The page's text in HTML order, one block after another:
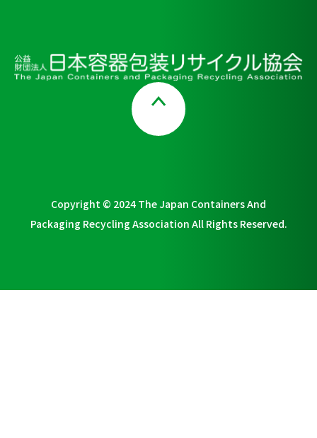
Copyright © 2024 The Japan Containers And
Packaging Recycling Association All Rights Reserved.